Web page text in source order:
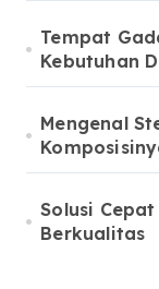
Tempat
Kebutuhan
Mengenal
Solusi
Berkualitas